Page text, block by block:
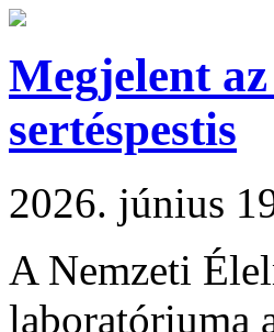
Megjelent
sertéspestis
2026. június
A Nemzeti
laboratóriuma